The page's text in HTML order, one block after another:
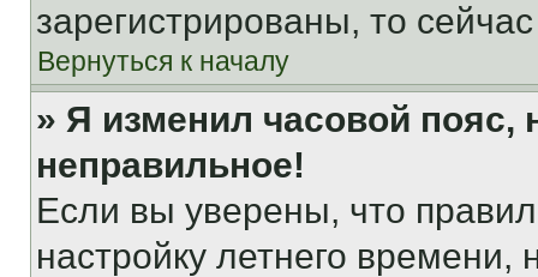
зарегистрированы, то
Вернуться к началу
» Я изменил часовой пояс,
неправильное!
Если вы уверены, что
настройку летнего